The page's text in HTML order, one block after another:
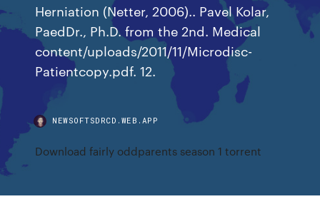
Herniation (Netter, 2006).. Pavel Kolar,
PaedDr., Ph.D. from the 2nd. Medical
content/uploads/2011/11/Microdisc-
Patientcopy.pdf. 12.
NEWSOFTSDRCD.WEB.APP
Download fairly oddparents season 1 torrent